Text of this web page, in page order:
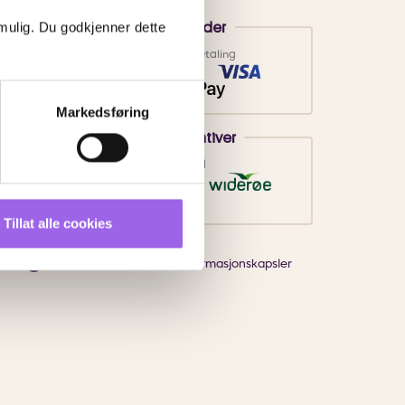
Du godkjenner dette
Markedsføring
Tillat alle cookies
Betalingsmetoder
Kortbetaling
Leveringsalternativer
Vi leverer med
Endre innstillingene for informasjonskapsler